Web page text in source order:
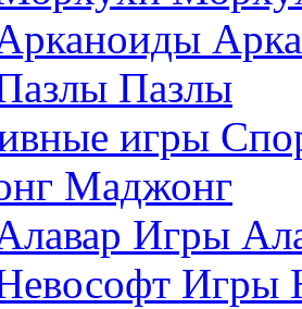
Пазлы
Маджонг
Игры
Игры